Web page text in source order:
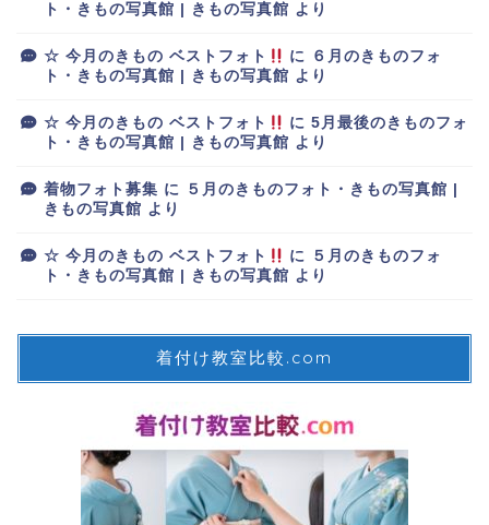
ト・きもの写真館 | きもの写真館 より
☆ 今月のきもの ベストフォト に ６月のきものフォ
ト・きもの写真館 | きもの写真館 より
☆ 今月のきもの ベストフォト に5月最後のきものフォ
ト・きもの写真館 | きもの写真館 より
着物フォト募集 に ５月のきものフォト・きもの写真館 |
きもの写真館 より
☆ 今月のきもの ベストフォト に ５月のきものフォ
ト・きもの写真館 | きもの写真館 より
着付け教室比較.com